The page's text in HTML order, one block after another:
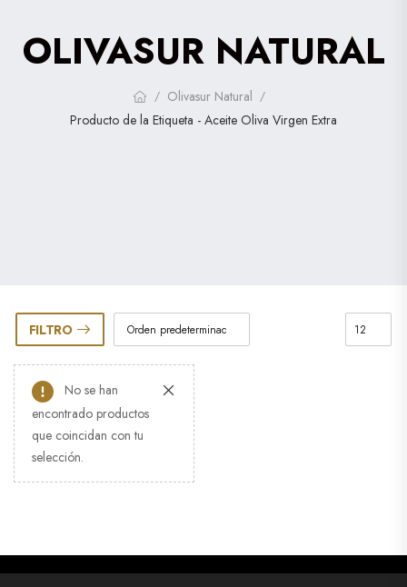
OLIVASUR NATURAL
/ Olivasur Natural /
Producto de la Etiqueta - Aceite Oliva Virgen Extra
FILTRO
No se han
encontrado productos
que coincidan con tu
selección.